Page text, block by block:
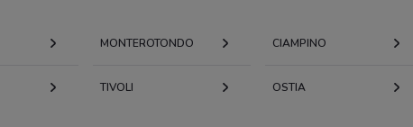
MONTEROTONDO CIAMPINO
TIVOLI OSTIA